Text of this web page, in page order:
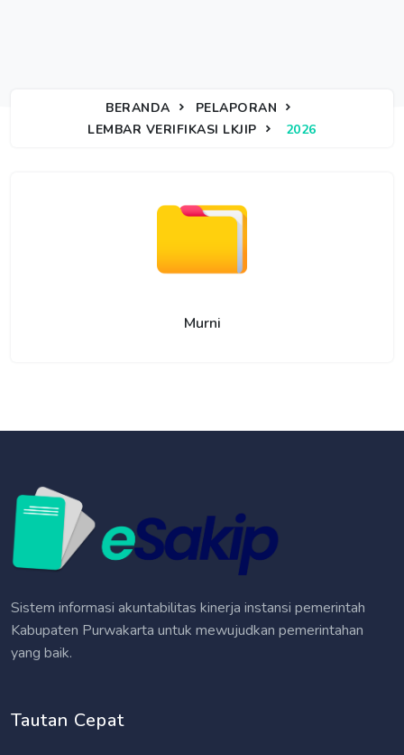
BERANDA
PELAPORAN
LEMBAR VERIFIKASI LKJIP
2026
Murni
Sistem informasi akuntabilitas kinerja instansi pemerintah
Kabupaten Purwakarta untuk mewujudkan pemerintahan
yang baik.
Tautan Cepat